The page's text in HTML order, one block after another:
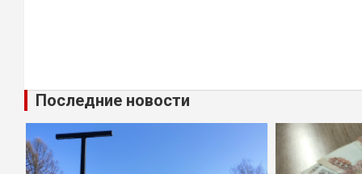
Последние новости